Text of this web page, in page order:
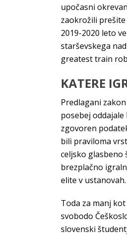
upočasni
zaokrožili
2019-2020 leto
starševskega
greatest train
KATERE
Predlagani
posebej
zgovoren
bili praviloma
celjsko
brezplačno
elite v ustanovah.
Toda za manj
svobodo
slovenski